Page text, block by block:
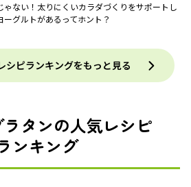
ゃない！太りにくいカラダづくりをサポートし
ーグルトがあるってホント？
シピランキングをもっと見る
タンの人気レシピ
ンキング